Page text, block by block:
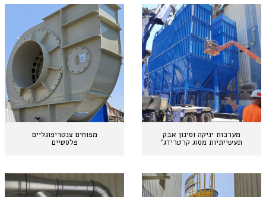
מערכות יניקה וסינון אבק
תעשייתיות מסוג קרטרידג'
מפוחים צנטריפוגליים
פלסטיים